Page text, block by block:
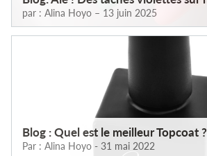
par : Alina Hoyo – 13 juin 2025
Blog : Quel est le meilleur Topcoat ?
Par : Alina Hoyo - 31 mai 2022